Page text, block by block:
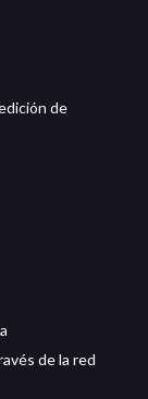
de
de la red